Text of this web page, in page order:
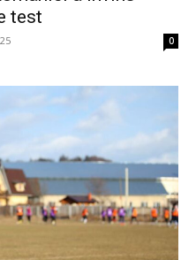
test
0